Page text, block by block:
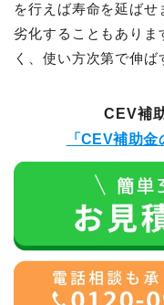
を行えば寿命を延ば
劣化することもありま
く、使い方次第で伸ば
CEV補
「CEV補助金